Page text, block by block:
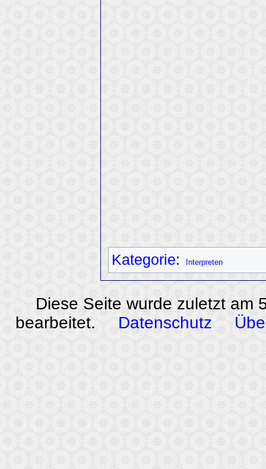
Kategorie: Interpreten
Diese Seite wurde zuletzt am
bearbeitet.
Datenschutz